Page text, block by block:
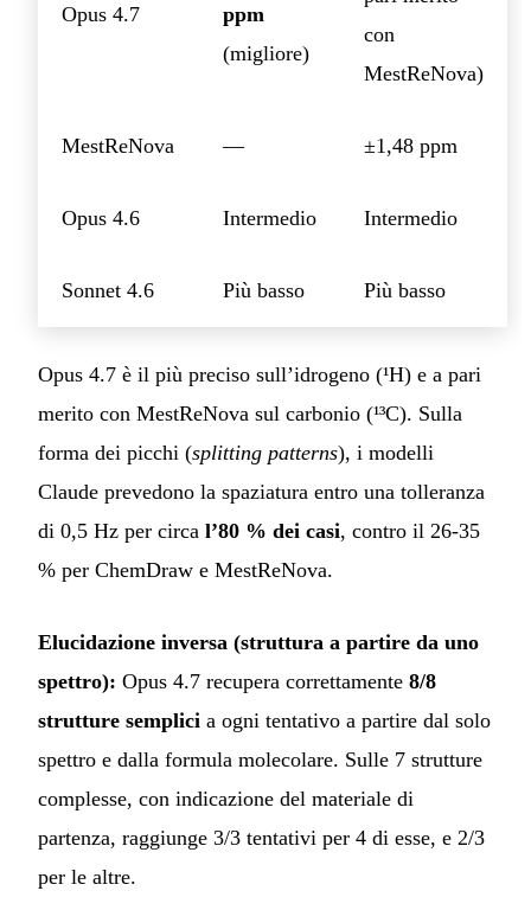
Opus 4.7
ppm
(migliore)
con
MestReNova)
MestReNova — ±1,48 ppm
Opus 4.6 Intermedio Intermedio
Sonnet 4.6 Più basso Più basso
Opus 4.7 è il più preciso sull’idrogeno (¹H) e a pari
merito con MestReNova sul carbonio (¹³C). Sulla
forma dei picchi (splitting patterns), i modelli
Claude prevedono la spaziatura entro una tolleranza
di 0,5 Hz per circa l’80 % dei casi, contro il 26-35
% per ChemDraw e MestReNova.
Elucidazione inversa (struttura a partire da uno
spettro): Opus 4.7 recupera correttamente 8/8
strutture semplici a ogni tentativo a partire dal solo
spettro e dalla formula molecolare. Sulle 7 strutture
complesse, con indicazione del materiale di
partenza, raggiunge 3/3 tentativi per 4 di esse, e 2/3
per le altre.